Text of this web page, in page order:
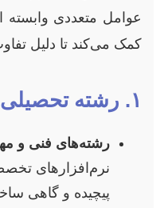
عوامل متعددی
کمک می‌کند تا دلیل
۱. رشته تحصیلی و گرایش
رشته‌های فنی و
نرم‌افزارهای
پیچیده و گاهی